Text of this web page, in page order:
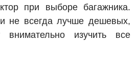
при выборе багажника.
не всегда лучше дешевых,
внимательно изучить все